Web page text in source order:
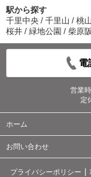
駅から探す
千里中央 / 千里山 / 桃
桜井 / 緑地公園 / 柴原
電
営業
定
ホーム
お問い合わせ
プライバシーポリシー